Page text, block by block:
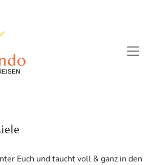
Euch und taucht voll & ganz in den